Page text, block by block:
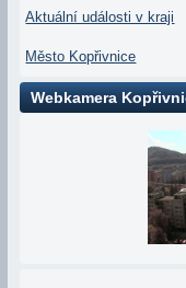
Aktuální události v kraji
Město Kopřivnice
Webkamera